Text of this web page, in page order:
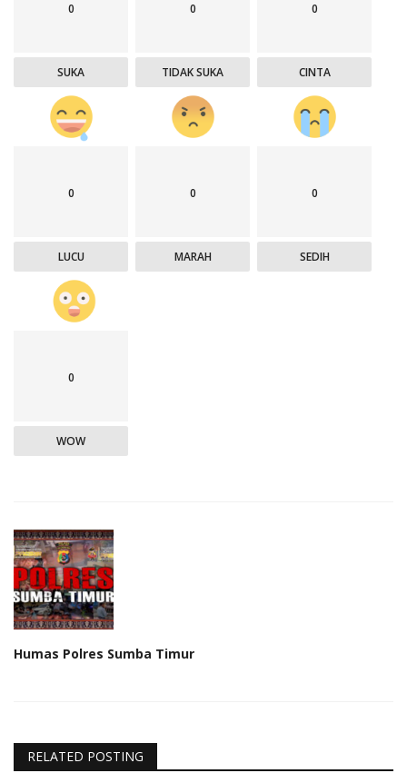
0
SUKA
0
TIDAK SUKA
0
CINTA
0
LUCU
0
MARAH
0
SEDIH
0
WOW
Humas Polres Sumba Timur
RELATED POSTING